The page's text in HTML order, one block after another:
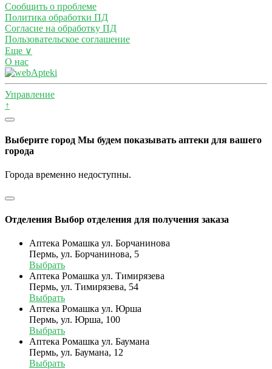
Сообщить о проблеме
Политика обработки ПД
Согласие на обработку ПД
Пользовательское соглашение
Еще ∨
О нас
Управление
↑
Выберите город Мы будем показывать аптеки для вашего
города
Города временно недоступны.
Отделения Выбор отделения для получения заказа
Аптека Ромашка ул. Борчанинова
Пермь, ул. Борчанинова, 5
Выбрать
Аптека Ромашка ул. Тимирязева
Пермь, ул. Тимирязева, 54
Выбрать
Аптека Ромашка ул. Юрша
Пермь, ул. Юрша, 100
Выбрать
Аптека Ромашка ул. Баумана
Пермь, ул. Баумана, 12
Выбрать